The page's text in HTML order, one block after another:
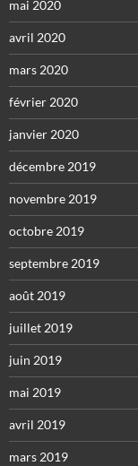
mai 2020
avril 2020
mars 2020
février 2020
janvier 2020
décembre 2019
novembre 2019
octobre 2019
septembre 2019
août 2019
juillet 2019
juin 2019
mai 2019
avril 2019
mars 2019